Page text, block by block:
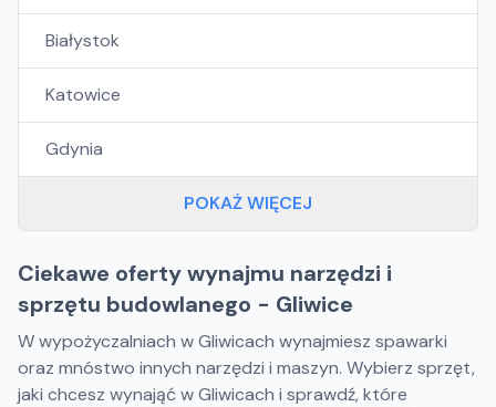
Białystok
Katowice
Gdynia
POKAŻ WIĘCEJ
Ciekawe oferty wynajmu narzędzi i
sprzętu budowlanego - Gliwice
W wypożyczalniach w Gliwicach wynajmiesz spawarki
oraz mnóstwo innych narzędzi i maszyn. Wybierz sprzęt,
jaki chcesz wynająć w Gliwicach i sprawdź, które